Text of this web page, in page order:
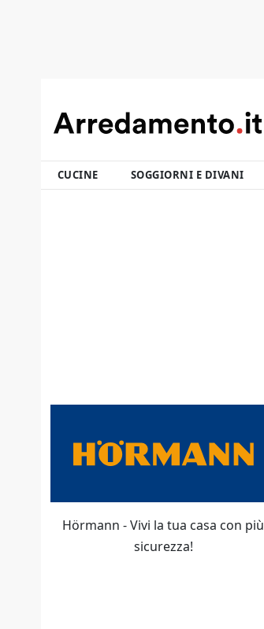
CUCINE SOGGIORNI E DIVANI
Hörmann - Vivi la tua casa con più
sicurezza!